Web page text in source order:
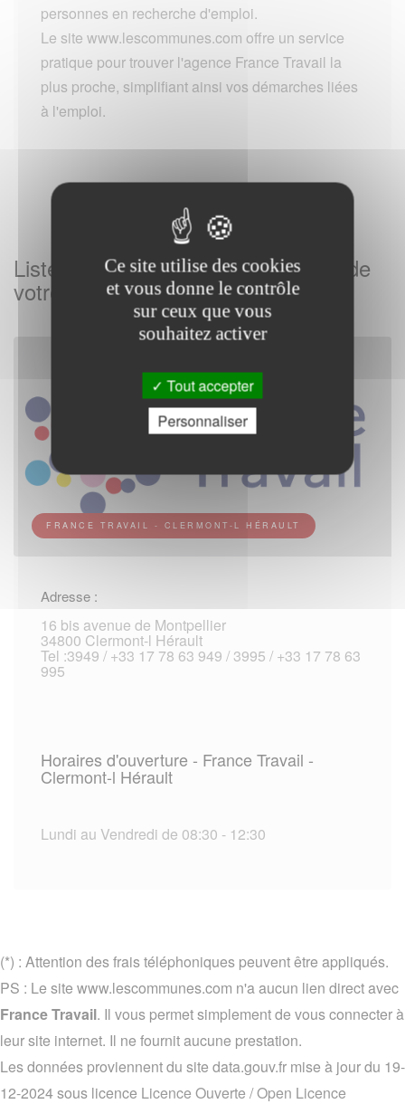
personnes en recherche d'emploi.
Le site www.lescommunes.com offre un service
pratique pour trouver l'agence France Travail la
plus proche, simplifiant ainsi vos démarches liées
à l'emploi.
Listes des Agences France Travail de
votre commune
FRANCE TRAVAIL - CLERMONT-L HÉRAULT
Adresse :
16 bis avenue de Montpellier
34800 Clermont-l Hérault
Tel :3949 / +33 17 78 63 949 / 3995 / +33 17 78 63
995
Horaires d'ouverture - France Travail -
Clermont-l Hérault
Lundi au Vendredi de 08:30 - 12:30
(*) : Attention des frais téléphoniques peuvent être appliqués.
PS : Le site www.lescommunes.com n'a aucun lien direct avec
France Travail. Il vous permet simplement de vous connecter à
leur site internet. Il ne fournit aucune prestation.
Les données proviennent du site data.gouv.fr mise à jour du 19-
12-2024 sous licence Licence Ouverte / Open Licence
Ce site utilise des cookies
et vous donne le contrôle
sur ceux que vous
souhaitez activer
Tout accepter
Personnaliser